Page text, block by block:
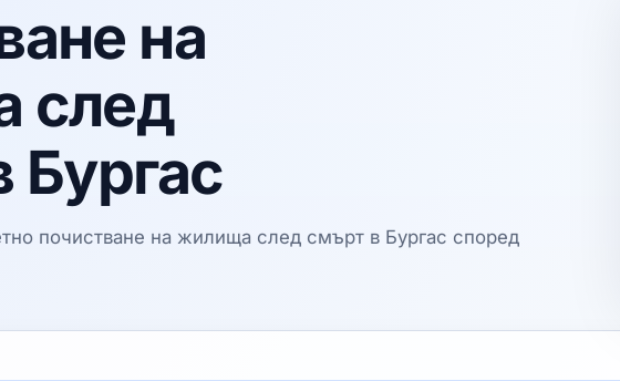
на
след
Бургас
почистване на жилища след смърт в Бургас според